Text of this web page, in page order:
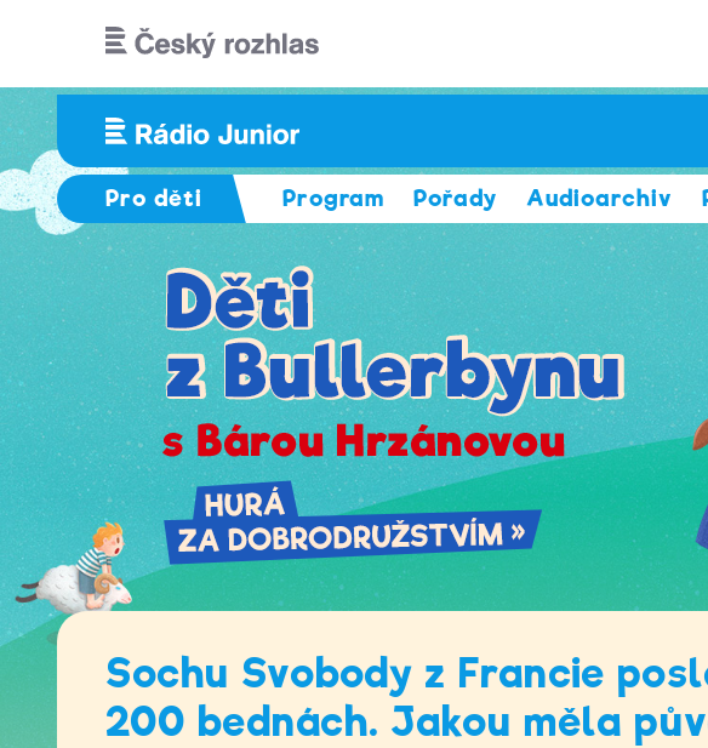
Pro děti Program Pořady Audioarchiv
Sochu Svobody z Francie
200 bednách. Jakou měla